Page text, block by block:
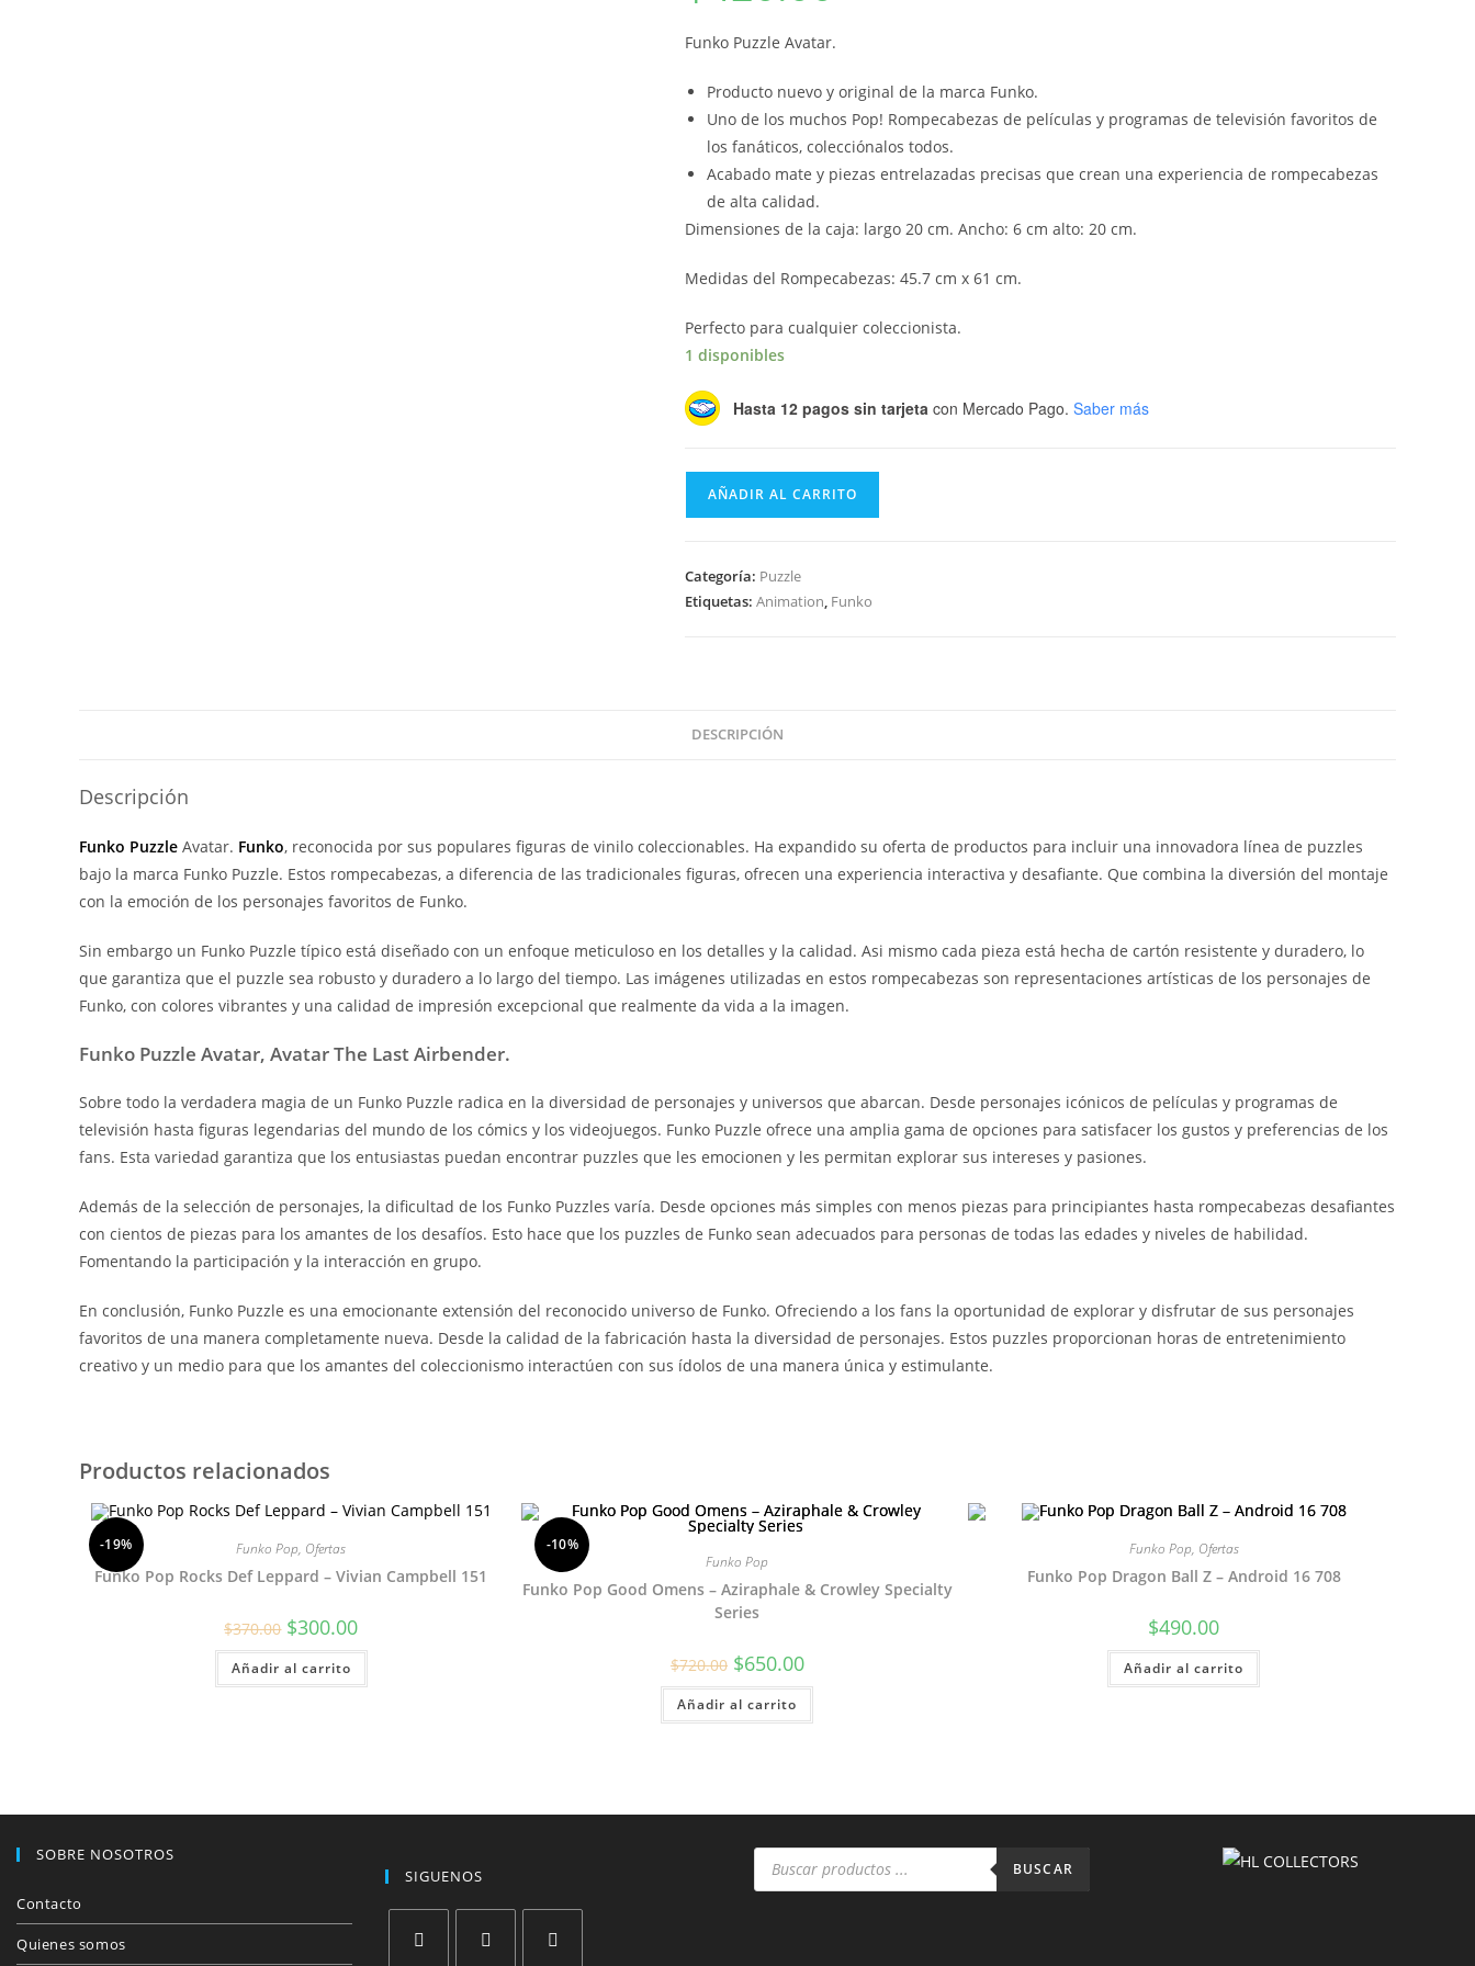
Funko Puzzle Avatar.
Producto nuevo y original de la marca Funko.
Uno de los muchos Pop! Rompecabezas de películas y programas de televisión favoritos de
los fanáticos, colecciónalos todos.
Acabado mate y piezas entrelazadas precisas que crean una experiencia de rompecabezas
de alta calidad.
Dimensiones de la caja: largo 20 cm. Ancho: 6 cm alto: 20 cm.
Medidas del Rompecabezas: 45.7 cm x 61 cm.
Perfecto para cualquier coleccionista.
1 disponibles
Hasta 12 pagos sin tarjeta con Mercado Pago. Saber más
Funko
Avatar
AÑADIR AL CARRITO
Categoría: Puzzle
Etiquetas: Animation, Funko
DESCRIPCIÓN
Descripción
Funko Puzzle Avatar. Funko, reconocida por sus populares figuras de vinilo coleccionables. Ha expandido su oferta de productos para incluir una innovadora línea de puzzles
bajo la marca Funko Puzzle. Estos rompecabezas, a diferencia de las tradicionales figuras, ofrecen una experiencia interactiva y desafiante. Que combina la diversión del montaje
con la emoción de los personajes favoritos de Funko.
Sin embargo un Funko Puzzle típico está diseñado con un enfoque meticuloso en los detalles y la calidad. Asi mismo cada pieza está hecha de cartón resistente y duradero, lo
que garantiza que el puzzle sea robusto y duradero a lo largo del tiempo. Las imágenes utilizadas en estos rompecabezas son representaciones artísticas de los personajes de
Funko, con colores vibrantes y una calidad de impresión excepcional que realmente da vida a la imagen.
Funko Puzzle Avatar, Avatar The Last Airbender.
Sobre todo la verdadera magia de un Funko Puzzle radica en la diversidad de personajes y universos que abarcan. Desde personajes icónicos de películas y programas de
televisión hasta figuras legendarias del mundo de los cómics y los videojuegos. Funko Puzzle ofrece una amplia gama de opciones para satisfacer los gustos y preferencias de los
fans. Esta variedad garantiza que los entusiastas puedan encontrar puzzles que les emocionen y les permitan explorar sus intereses y pasiones.
Además de la selección de personajes, la dificultad de los Funko Puzzles varía. Desde opciones más simples con menos piezas para principiantes hasta rompecabezas desafiantes
con cientos de piezas para los amantes de los desafíos. Esto hace que los puzzles de Funko sean adecuados para personas de todas las edades y niveles de habilidad.
Fomentando la participación y la interacción en grupo.
En conclusión, Funko Puzzle es una emocionante extensión del reconocido universo de Funko. Ofreciendo a los fans la oportunidad de explorar y disfrutar de sus personajes
favoritos de una manera completamente nueva. Desde la calidad de la fabricación hasta la diversidad de personajes. Estos puzzles proporcionan horas de entretenimiento
creativo y un medio para que los amantes del coleccionismo interactúen con sus ídolos de una manera única y estimulante.
Productos relacionados
-19% Funko Pop, Ofertas
Funko Pop Rocks Def Leppard – Vivian Campbell 151
$370.00 El
precio
original
era:
$370.00.
$300.00El
actual
$300.00.
Añadir al carrito
-10%
Funko Pop
Funko Pop Good Omens – Aziraphale & Crowley Specialty
Series
$720.00 El
precio
original
era:
$720.00.
$650.00El
precio
actual
$650.00.
Añadir al carrito
Funko Pop, Ofertas
Funko Pop Dragon Ball Z – Android 16 708
$490.00
Añadir al carrito
SOBRE NOSOTROS
Contacto
Quienes somos
SIGUENOS
Búsqueda
productos
BUSCAR